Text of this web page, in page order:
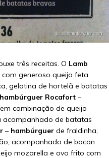
três receitas. O Lamb
com generoso queijo feta
gelatina de hortelã e batatas
hambúrguer Rocafort –
combinação de queijo
acompanhado de batatas
– hambúrguer de fraldinha,
acompanhado de bacon
mozarella e ovo frito com